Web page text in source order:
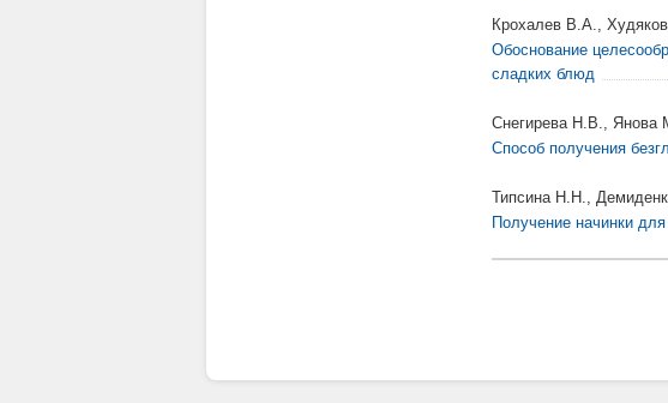
Крохалев В.А.,
Обоснование
сладких блюд
Снегирева Н.В., Янова
Способ получения
Типсина Н.Н.,
Получение начинки